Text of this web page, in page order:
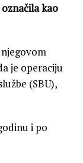
kao
je operaciju
(SBU),
i po